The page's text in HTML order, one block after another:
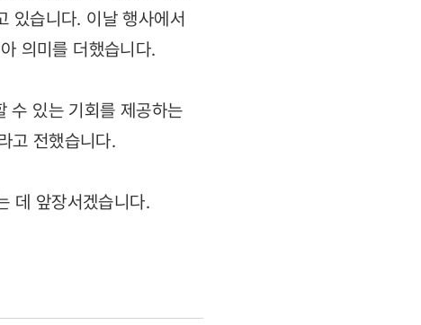
있습니다. 이날 행사에서
의미를 더했습니다.
수 있는 기회를 제공하는
고 전했습니다.
데 앞장서겠습니다.